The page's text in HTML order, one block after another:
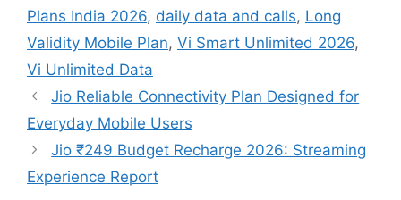
Plans India 2026, daily data and calls, Long
Validity Mobile Plan, Vi Smart Unlimited 2026,
Vi Unlimited Data
Jio Reliable Connectivity Plan Designed for
Everyday Mobile Users
Jio ₹249 Budget Recharge 2026: Streaming
Experience Report